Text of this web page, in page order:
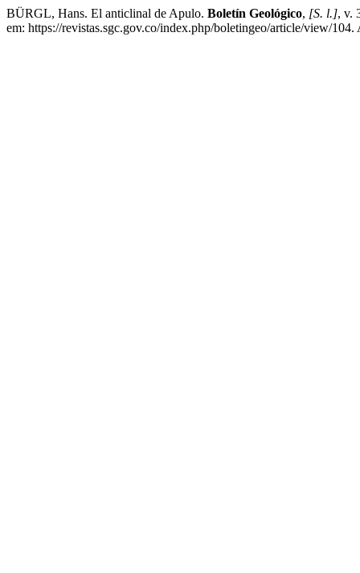
BÜRGL, Hans. El anticlinal de Apulo. Boletín Geológico, [S. l.], v.
em: https://revistas.sgc.gov.co/index.php/boletingeo/article/view/104.